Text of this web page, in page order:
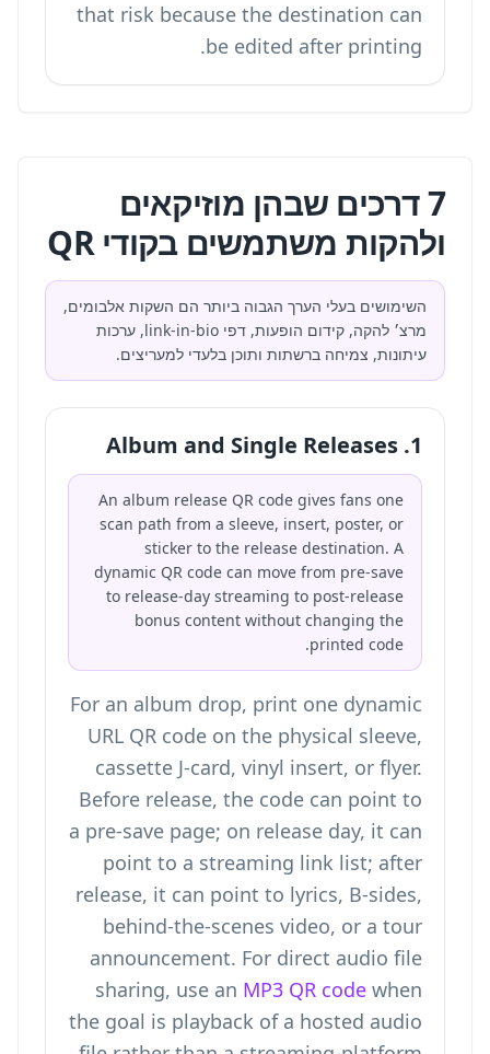
that risk because the destination can
be edited after printing.
7 דרכים שבהן מוזיקאים
ולהקות משתמשים בקודי QR
השימושים בעלי הערך הגבוה ביותר הם השקות אלבומים,
מרצ׳ להקה, קידום הופעות, דפי link-in-bio, ערכות
עיתונות, צמיחה ברשתות ותוכן בלעדי למעריצים.
1. Album and Single Releases
An album release QR code gives fans one
scan path from a sleeve, insert, poster, or
sticker to the release destination. A
dynamic QR code can move from pre-save
to release-day streaming to post-release
bonus content without changing the
printed code.
For an album drop, print one dynamic
URL QR code on the physical sleeve,
cassette J-card, vinyl insert, or flyer.
Before release, the code can point to
a pre-save page; on release day, it can
point to a streaming link list; after
release, it can point to lyrics, B-sides,
behind-the-scenes video, or a tour
announcement. For direct audio file
sharing, use an MP3 QR code when
the goal is playback of a hosted audio